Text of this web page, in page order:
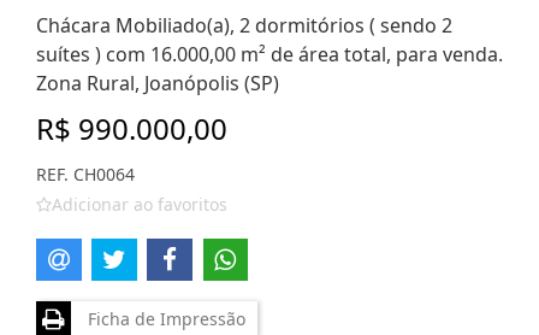
Chácara Mobiliado(a), 2 dormitórios ( sendo 2
suítes ) com 16.000,00 m² de área total, para venda.
Zona Rural, Joanópolis (SP)
R$ 990.000,00
REF. CH0064
Adicionar ao favoritos
Ficha de Impressão